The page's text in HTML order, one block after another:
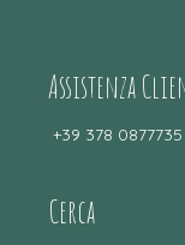
Assistenza
+39 378 0877735
Cerca